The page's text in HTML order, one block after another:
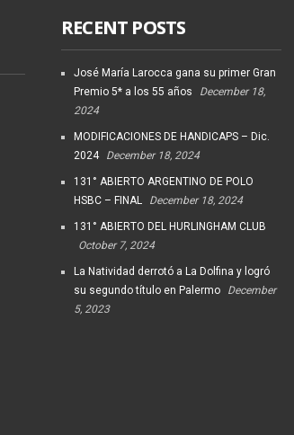
RECENT POSTS
José María Larocca gana su primer Gran
Premio 5* a los 55 años
December 18,
2024
MODIFICACIONES DE HANDICAPS – Dic.
2024
December 18, 2024
131° ABIERTO ARGENTINO DE POLO
HSBC – FINAL
December 18, 2024
131° ABIERTO DEL HURLINGHAM CLUB
October 7, 2024
La Natividad derrotó a La Dolfina y logró
su segundo título en Palermo
December
5, 2023